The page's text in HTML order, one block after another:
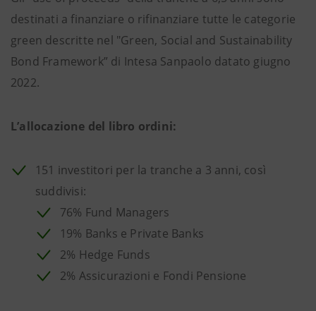
destinati a finanziare o rifinanziare tutte le categorie
green descritte nel "Green, Social and Sustainability
Bond Framework” di Intesa Sanpaolo datato giugno
2022.
L’allocazione del libro ordini:
151 investitori per la tranche a 3 anni, così
suddivisi:
76% Fund Managers
19% Banks e Private Banks
2% Hedge Funds
2% Assicurazioni e Fondi Pensione